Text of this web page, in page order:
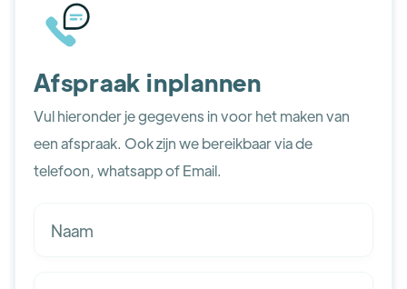
Afspraak inplannen
Vul hieronder je gegevens in voor het maken van
een afspraak. Ook zijn we bereikbaar via de
telefoon, whatsapp of Email.